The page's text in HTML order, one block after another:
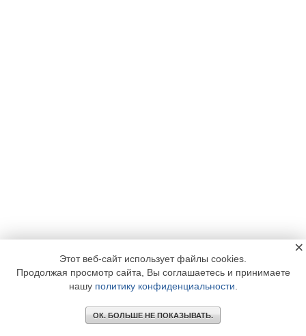
Этот веб-сайт использует файлы cookies.
Продолжая просмотр сайта, Вы соглашаетесь и принимаете
нашу политику конфиденциальности
ОК. БОЛЬШЕ НЕ ПОКАЗЫВАТЬ.
×